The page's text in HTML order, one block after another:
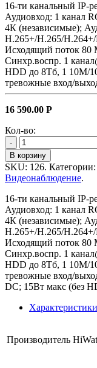
16-ти канальный IP-
Аудиовход: 1 канал
4К (независимые);
H.265+/H.265/
Исходящий поток 80
Синхр.воспр. 1
HDD до 8Тб, 1 10M/
тревожные вход/
16 590.00 Р
Кол-во:
-
В корзину
SKU: 126. Категории:
Видеонаблюдение.
16-ти канальный IP-
Аудиовход: 1 канал
4К (независимые);
H.265+/H.265/
Исходящий поток 80
Синхр.воспр. 1
HDD до 8Тб, 1 10M/
тревожные вход/
DC; 15Вт макс (без
Характеристики
Производитель